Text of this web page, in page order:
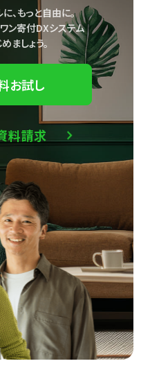
、もっと自由に。
ン寄付DXシステム
ましょう。
お試し
料請求